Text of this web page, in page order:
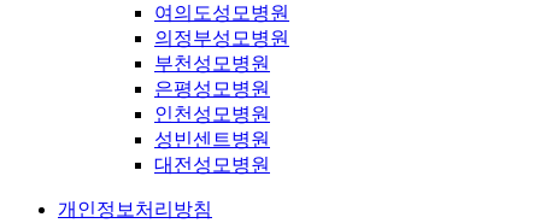
여의도성모병원
의정부성모병원
부천성모병원
은평성모병원
인천성모병원
성빈센트병원
대전성모병원
개인정보처리방침